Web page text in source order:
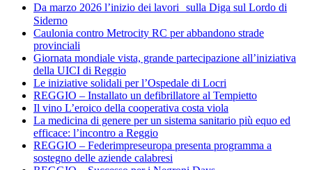
Da marzo 2026 l’inizio dei lavori sulla Diga sul Lordo di
Siderno
Caulonia contro Metrocity RC per abbandono strade
provinciali
Giornata mondiale vista, grande partecipazione all’iniziativa
della UICI di Reggio
Le iniziative solidali per l’Ospedale di Locri
REGGIO – Installato un defibrillatore al Tempietto
Il vino L’eroico della cooperativa costa viola
La medicina di genere per un sistema sanitario più equo ed
efficace: l’incontro a Reggio
REGGIO – Federimpreseuropa presenta programma a
sostegno delle aziende calabresi